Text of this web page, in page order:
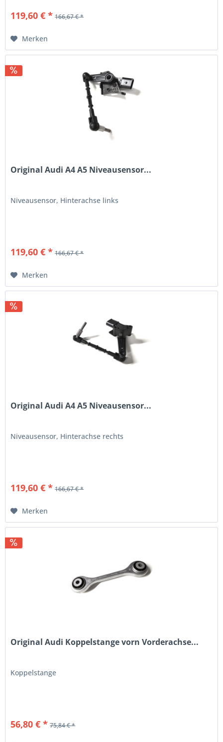
119,60 € * 166,67 € *
Merken
Original Audi A4 A5 Niveausensor...
Niveausensor, Hinterachse links
119,60 € * 166,67 € *
Merken
Original Audi A4 A5 Niveausensor...
Niveausensor, Hinterachse rechts
119,60 € * 166,67 € *
Merken
Original Audi Koppelstange vorn Vorderachse...
Koppelstange
56,80 € * 75,84 € *